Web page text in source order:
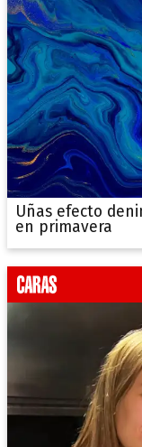
Uñas efecto
en primavera